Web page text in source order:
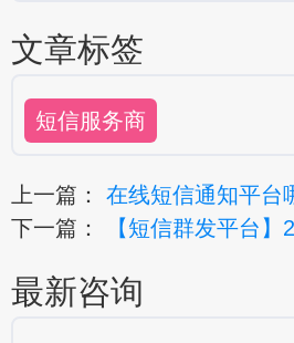
文章标签
短信服务商
上一篇： 在线短信通知平台
下一篇：
【短信群发平台】
最新咨询